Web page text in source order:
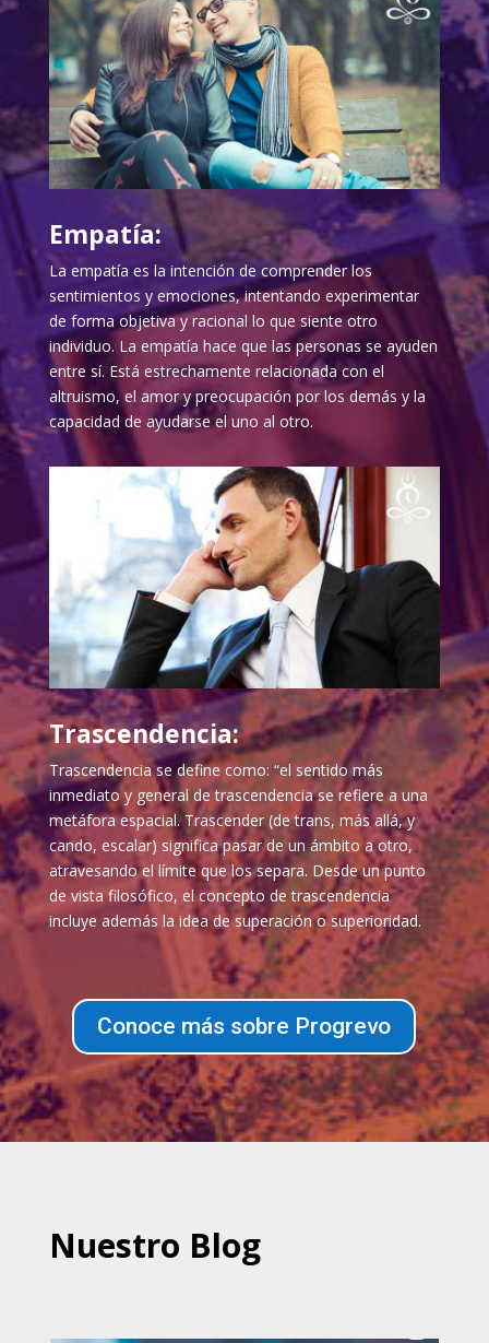
Empatía:
La empatía es la intención de comprender los
sentimientos y emociones, intentando experimentar
de forma objetiva y racional lo que siente otro
individuo. La empatía hace que las personas se ayuden
entre sí. Está estrechamente relacionada con el
altruismo, el amor y preocupación por los demás y la
capacidad de ayudarse el uno al otro.
Trascendencia:
Trascendencia se define como: “el sentido más
inmediato y general de trascendencia se refiere a una
metáfora espacial. Trascender (de trans, más allá, y
cando, escalar) significa pasar de un ámbito a otro,
atravesando el límite que los separa. Desde un punto
de vista filosófico, el concepto de trascendencia
incluye además la idea de superación o superioridad.
Conoce más sobre Progrevo
Nuestro Blog